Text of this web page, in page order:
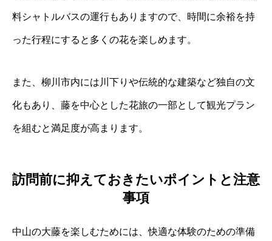
料シャトルバスの運行もありますので、時間に余裕を持
った行程にすると多くの花を楽しめます。
また、柳川市内には川下りや伝統的な建築など独自の文
化もあり、藤を中心とした花旅の一部として観光プラン
を組むと満足度が高まります。
訪問前に抑えておきたいポイントと注意
事項
中山の大藤を楽しむためには、快適な体験のための準備